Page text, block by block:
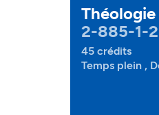
2-885-1-2
45 crédits
Temps plein ,